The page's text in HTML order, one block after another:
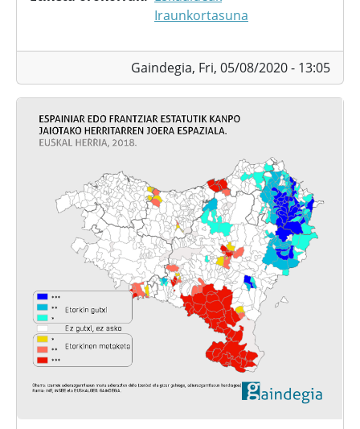
Iraunkortasuna
Gaindegia, Fri, 05/08/2020 - 13:05